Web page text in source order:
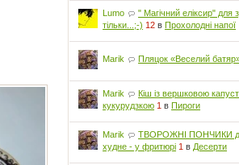
Lumo
" Магічний еліксир" для
тільки...;-) 12 вПрохолодні напої
Marik Пляцок «Веселий
Marik
Кіш із вершковою
кукурудзкою 1 вПироги
Marik
ТВОРОЖНІ ПОНЧИКИ
худне - у фритюрі 1 в Десерти